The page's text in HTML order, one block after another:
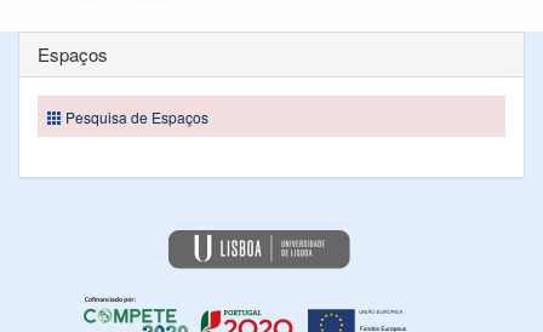
Espaços
Pesquisa de Espaços